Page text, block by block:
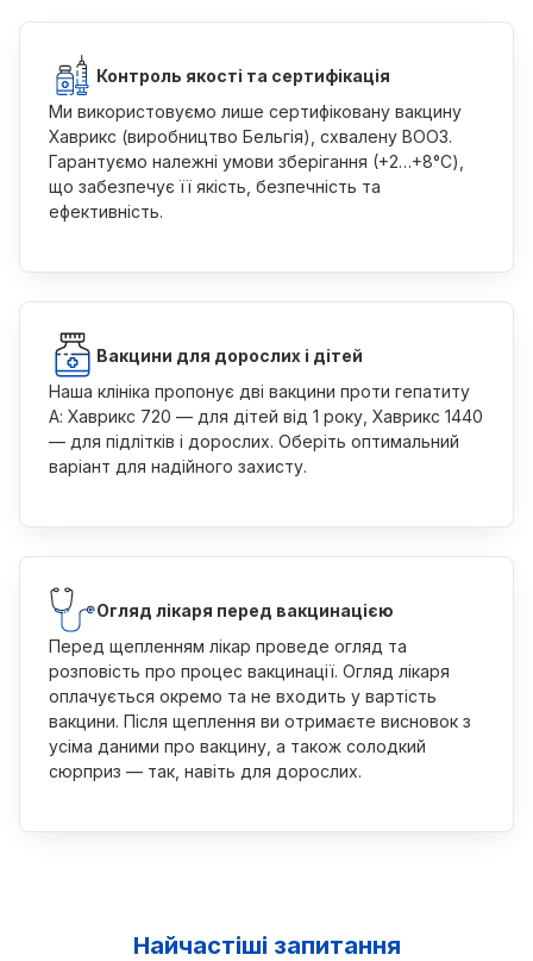
Контроль якості та сертифікація
Ми використовуємо лише сертифіковану вакцину
Хаврикс (виробництво Бельгія), схвалену ВООЗ.
Гарантуємо належні умови зберігання (+2…+8°C),
що забезпечує її якість, безпечність та
ефективність.
Вакцини для дорослих і дітей
Наша клініка пропонує дві вакцини проти гепатиту
А: Хаврикс 720 — для дітей від 1 року, Хаврикс 1440
— для підлітків і дорослих. Оберіть оптимальний
варіант для надійного захисту.
Огляд лікаря перед вакцинацією
Перед щепленням лікар проведе огляд та
розповість про процес вакцинації. Огляд лікаря
оплачується окремо та не входить у вартість
вакцини. Після щеплення ви отримаєте висновок з
усіма даними про вакцину, а також солодкий
сюрприз — так, навіть для дорослих.
Найчастіші запитання